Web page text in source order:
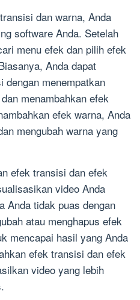
dan warna, Anda
software Anda. Setelah
menu efek dan pilih efek
Anda dapat
dengan menempatkan
menambahkan efek
efek warna, Anda
mengubah warna yang
efek transisi dan efek
video Anda
Anda tidak puas dengan
atau menghapus efek
mencapai hasil yang Anda
efek transisi dan efek
video yang lebih